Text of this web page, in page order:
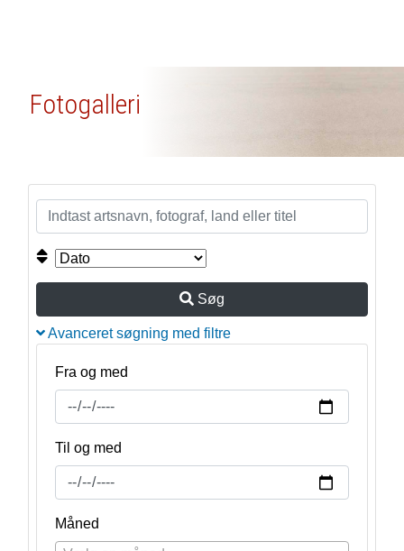
Fotogalleri
Søg
Avanceret søgning med filtre
Fra og med
Til og med
Måned